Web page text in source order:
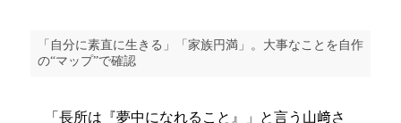
「自分に素直に生きる」「家族円満」。大事なことを自作
の“マップ”で確認
「長所は『夢中になれること』」と言う山﨑さ